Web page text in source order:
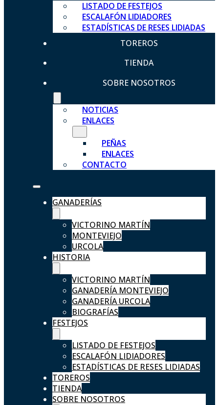
LISTADO DE FESTEJOS
ESCALAFÓN LIDIADORES
ESTADÍSTICAS DE RESES LIDIADAS
TOREROS
TIENDA
SOBRE NOSOTROS
NOTICIAS
ENLACES
PEÑAS
ENLACES
CONTACTO
GANADERÍAS
VICTORINO MARTÍN
MONTEVIEJO
URCOLA
HISTORIA
VICTORINO MARTÍN
GANADERÍA MONTEVIEJO
GANADERÍA URCOLA
BIOGRAFÍAS
FESTEJOS
LISTADO DE FESTEJOS
ESCALAFÓN LIDIADORES
ESTADÍSTICAS DE RESES LIDIADAS
TOREROS
TIENDA
SOBRE NOSOTROS